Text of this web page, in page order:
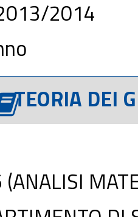
2014
TEORIA DEI